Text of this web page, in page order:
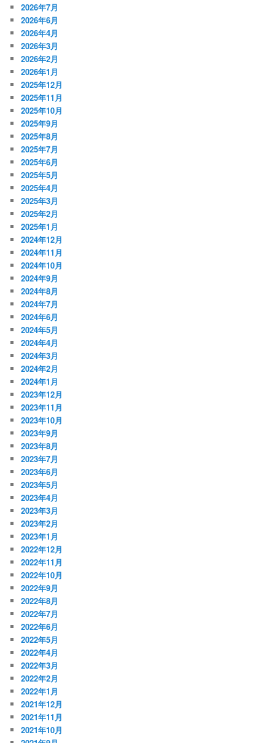
2026年7月
2026年6月
2026年4月
2026年3月
2026年2月
2026年1月
2025年12月
2025年11月
2025年10月
2025年9月
2025年8月
2025年7月
2025年6月
2025年5月
2025年4月
2025年3月
2025年2月
2025年1月
2024年12月
2024年11月
2024年10月
2024年9月
2024年8月
2024年7月
2024年6月
2024年5月
2024年4月
2024年3月
2024年2月
2024年1月
2023年12月
2023年11月
2023年10月
2023年9月
2023年8月
2023年7月
2023年6月
2023年5月
2023年4月
2023年3月
2023年2月
2023年1月
2022年12月
2022年11月
2022年10月
2022年9月
2022年8月
2022年7月
2022年6月
2022年5月
2022年4月
2022年3月
2022年2月
2022年1月
2021年12月
2021年11月
2021年10月